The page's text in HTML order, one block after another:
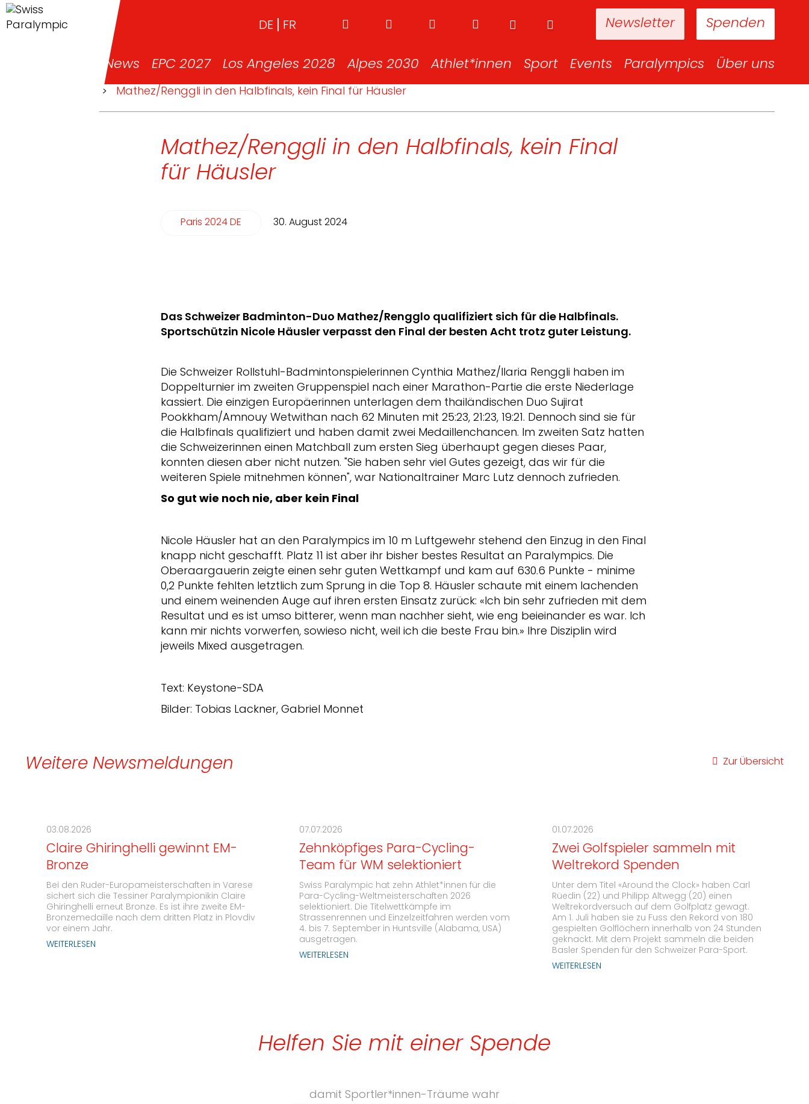
Spenden
Newsletter
DE FR
News EPC 2027 Los Angeles 2028 Alpes 2030 Athlet*innen Sport Events Paralympics Über uns
> Mathez/Renggli in den Halbfinals, kein Final für Häusler
Mathez/Renggli in den Halbfinals, kein Final
für Häusler
Paris 2024 DE 30. August 2024
Das Schweizer Badminton-Duo Mathez/Rengglo qualifiziert sich für die Halbfinals.
Sportschützin Nicole Häusler verpasst den Final der besten Acht trotz guter Leistung.
Die Schweizer Rollstuhl-Badmintonspielerinnen Cynthia Mathez/Ilaria Renggli haben im
Doppelturnier im zweiten Gruppenspiel nach einer Marathon-Partie die erste Niederlage
kassiert. Die einzigen Europäerinnen unterlagen dem thailändischen Duo Sujirat
Pookkham/Amnouy Wetwithan nach 62 Minuten mit 25:23, 21:23, 19:21. Dennoch sind sie für
die Halbfinals qualifiziert und haben damit zwei Medaillenchancen. Im zweiten Satz hatten
die Schweizerinnen einen Matchball zum ersten Sieg überhaupt gegen dieses Paar,
konnten diesen aber nicht nutzen. "Sie haben sehr viel Gutes gezeigt, das wir für die
weiteren Spiele mitnehmen können", war Nationaltrainer Marc Lutz dennoch zufrieden.
So gut wie noch nie, aber kein Final
Nicole Häusler hat an den Paralympics im 10 m Luftgewehr stehend den Einzug in den Final
knapp nicht geschafft. Platz 11 ist aber ihr bisher bestes Resultat an Paralympics. Die
Oberaargauerin zeigte einen sehr guten Wettkampf und kam auf 630.6 Punkte - minime
0,2 Punkte fehlten letztlich zum Sprung in die Top 8. Häusler schaute mit einem lachenden
und einem weinenden Auge auf ihren ersten Einsatz zurück: «Ich bin sehr zufrieden mit dem
Resultat und es ist umso bitterer, wenn man nachher sieht, wie eng beieinander es war. Ich
kann mir nichts vorwerfen, sowieso nicht, weil ich die beste Frau bin.» Ihre Disziplin wird
jeweils Mixed ausgetragen.
Text: Keystone-SDA
Bilder: Tobias Lackner, Gabriel Monnet
Zur Übersicht
Weitere Newsmeldungen
03.08.2026
Claire Ghiringhelli gewinnt EM-
Bronze
Bei den Ruder-Europameisterschaften in Varese
sichert sich die Tessiner Paralympionikin Claire
Ghiringhelli erneut Bronze. Es ist ihre zweite EM-
Bronzemedaille nach dem dritten Platz in Plovdiv
vor einem Jahr.
WEITERLESEN
07.07.2026
Zehnköpfiges Para-Cycling-
Team für WM selektioniert
Swiss Paralympic hat zehn Athlet*innen für die
Para-Cycling-Weltmeisterschaften 2026
selektioniert. Die Titelwettkämpfe im
Strassenrennen und Einzelzeitfahren werden vom
4. bis 7. September in Huntsville (Alabama, USA)
ausgetragen.
WEITERLESEN
01.07.2026
Zwei Golfspieler sammeln mit
Weltrekord Spenden
Unter dem Titel «Around the Clock» haben Carl
Rüedin (22) und Philipp Altwegg (20) einen
Weltrekordversuch auf dem Golfplatz gewagt.
Am 1. Juli haben sie zu Fuss den Rekord von 180
gespielten Golflöchern innerhalb von 24 Stunden
geknackt. Mit dem Projekt sammeln die beiden
Basler Spenden für den Schweizer Para-Sport.
WEITERLESEN
Helfen Sie mit einer Spende
damit Sportler*innen-Träume wahr